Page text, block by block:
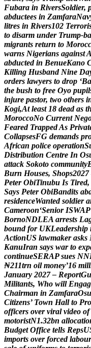
Fubara in RiversSoldier,
abductees in ZamfaraNav
litres in Rivers102 Terrori
to disarm under Trump-ba
migrants return to Morocc
warns Nigerians againstA
abducted in BenueKano
Killing Husband Nine Da
orders lawyers to drop ‘Ba
the bush to free Oyo pupil
injure pastor, two others i
Kogi,At least 18 dead as th
MoroccoNo Current Neg
Feared TrappedAs Privat
CollapsesFG demands pr
African police operationS
Distribution Centre In Os
attack Sokoto community
Burn Houses, Shops2027
Peter ObiTinubu Is Tired,
Says Peter ObiBandits ab
residenceWanted soldier a
Cameroon‘Senior ISWAP
BornoNDLEA arrests La
bound for UKLeadership
ActionUS lawmaker asks
KanuIran says war to exp
continueSERAP sues NN
₦211trn oil money’16 mill
January 2027 – ReportGu
Militants, Who will Engag
Chairman in ZamfaraOsu
Citizens’ Town Hall to Pro
officers over viral video of
motoristN1.32bn allocatio
Budget Office tells RepsU
imports over forced labour